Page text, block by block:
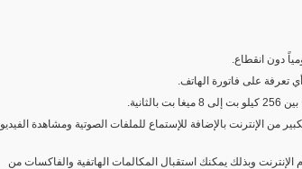
تعرفة على فاتورة الهاتف.
من الإنترنت بالإضافة للإستماع للملفات الصوتية ومشاهدة الفيديو
وبذلك يمكنك استقبال المكالمات الهاتفية والفاكسات من